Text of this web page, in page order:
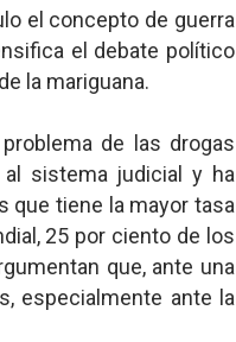
el concepto de guerra
el debate político
la mariguana.
de las drogas
sistema judicial y ha
que tiene la mayor tasa
25 por ciento de los
que, ante una
especialmente ante la